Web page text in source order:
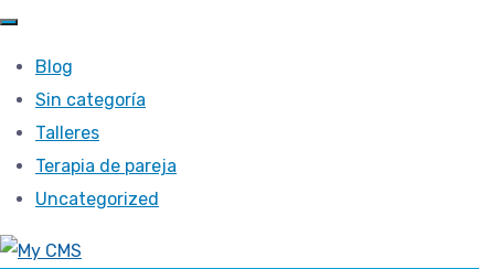
Blog
Sin categoría
Talleres
Terapia de pareja
Uncategorized